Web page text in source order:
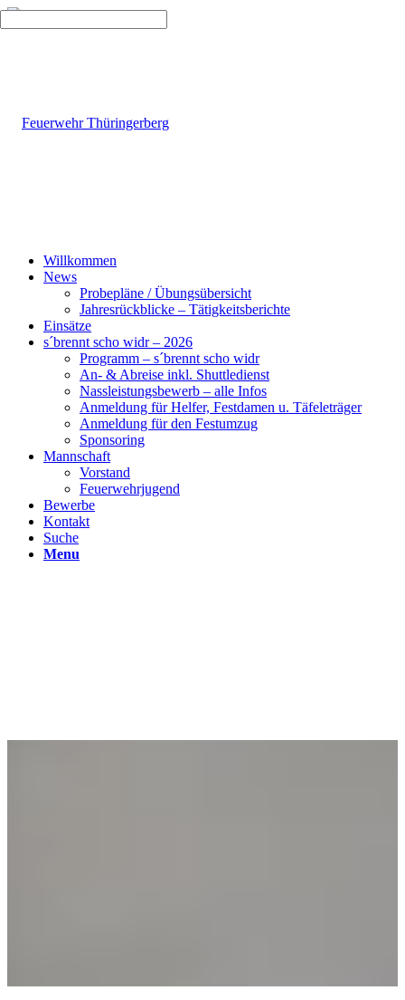
Willkommen
News
Probepläne / Übungsübersicht
Jahresrückblicke – Tätigkeitsberichte
Einsätze
s´brennt scho widr – 2026
Programm – s´brennt scho widr
An- & Abreise inkl. Shuttledienst
Nassleistungsbewerb – alle Infos
Anmeldung für Helfer, Festdamen u. Täfeleträger
Anmeldung für den Festumzug
Sponsoring
Mannschaft
Vorstand
Feuerwehrjugend
Bewerbe
Kontakt
Suche
Menu